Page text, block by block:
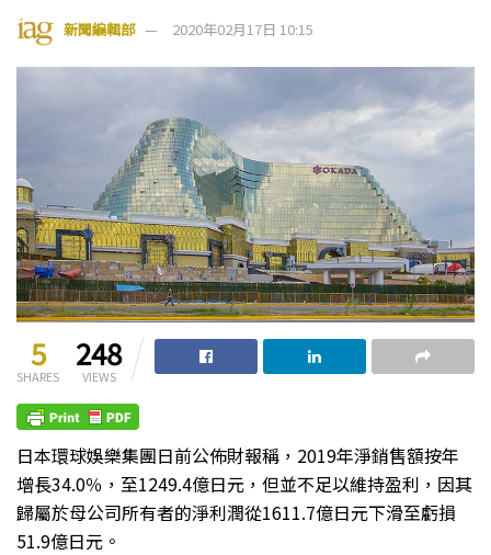
新聞編輯部 2020年02月17日 10:15
5
SHARES
248
VIEWS
日本環球娛樂集團日前公佈財報稱，2019年淨銷售額按年
增長34.0％，至1249.4億日元，但並不足以維持盈利，因其
歸屬於母公司所有者的淨利潤從1611.7億日元下滑至虧損
51.9億日元。